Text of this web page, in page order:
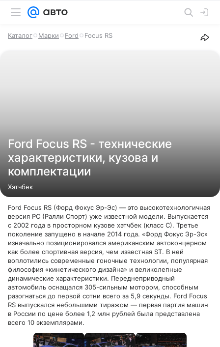
Каталог Марки Ford Focus RS
Ford Focus RS - технические
характеристики, кузова и
комплектации
Хэтчбек
Ford Focus RS (Форд Фокус Эр-Эс) — это высокотехнологичная
версия РС (Ралли Спорт) уже известной модели. Выпускается
с 2002 года в просторном кузове хэтчбек (класс С). Третье
поколение запущено в начале 2014 года. «Форд Фокус Эр-Эс»
изначально позиционировался американским автоконцерном
как более спортивная версия, чем известная ST. В ней
воплотились современные гоночные технологии, популярная
философия «кинетического дизайна» и великолепные
динамические характеристики. Переднеприводный
автомобиль оснащался 305-сильным мотором, способным
разогнаться до первой сотни всего за 5,9 секунды. Ford Focus
RS выпускался небольшими тиражом — первая партия машин
в России по цене более 1,2 млн рублей была представлена
всего 10 экземплярами.